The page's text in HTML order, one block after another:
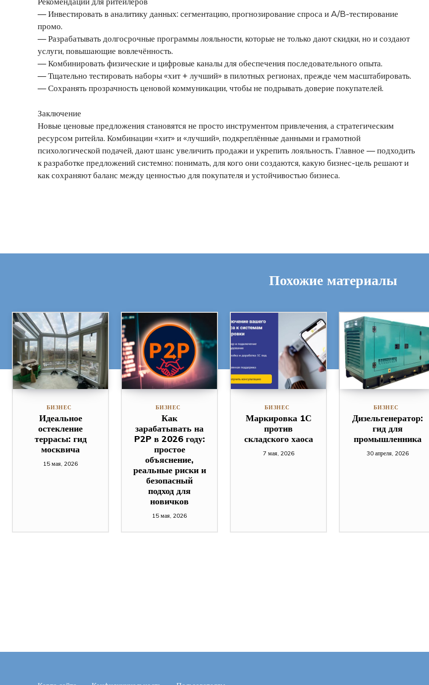
— Инвестировать в аналитику данных: сегментацию, прогнозирование спроса и A/B-тестирование
промо.
— Разрабатывать долгосрочные программы лояльности, которые не только дают скидки, но и создают
услуги, повышающие вовлечённость.
— Комбинировать физические и цифровые каналы для обеспечения последовательного опыта.
— Тщательно тестировать наборы «хит + лучший» в пилотных регионах, прежде чем масштабировать.
— Сохранять прозрачность ценовой коммуникации, чтобы не подрывать доверие покупателей.
Заключение
Новые ценовые предложения становятся не просто инструментом привлечения, а стратегическим
ресурсом ритейла. Комбинации «хит» и «лучший», подкреплённые данными и грамотной
психологической подачей, дают шанс увеличить продажи и укрепить лояльность. Главное — подходить
к разработке предложений системно: понимать, для кого они создаются, какую бизнес-цель решают и
как сохраняют баланс между ценностью для покупателя и устойчивостью бизнеса.
Похожие материалы
БИЗНЕС
Идеальное
остекление
террасы: гид
москвича
15 мая, 2026
БИЗНЕС
Как
зарабатывать на
P2P в 2026 году:
простое
объяснение,
реальные риски и
безопасный
подход для
новичков
15 мая, 2026
БИЗНЕС
Маркировка 1С
против
складского хаоса
7 мая, 2026
БИЗНЕС
Дизельгенератор:
гид для
промышленника
30 апреля, 2026